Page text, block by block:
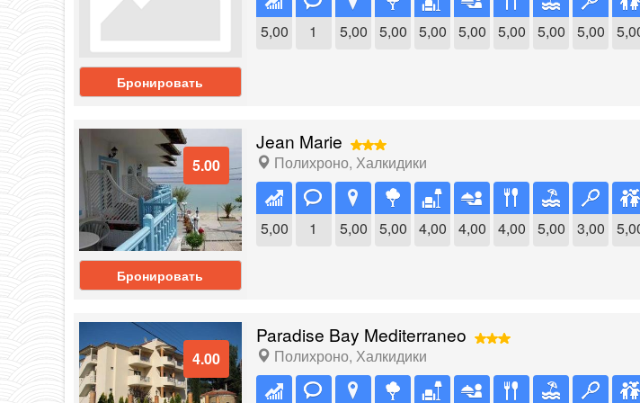
Бронировать
5,00 1 5,00 5,00 5,00 5,00 5,00 5,00 5,00
5.00
Бронировать
Jean Marie
Полихроно, Халкидики
5,00 1 5,00 5,00 4,00 4,00 4,00 5,00 3,00
4.00
Paradise Bay Mediterraneo
Полихроно, Халкидики